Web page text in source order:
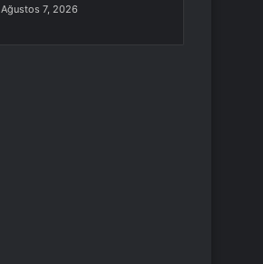
Ağustos 7, 2026